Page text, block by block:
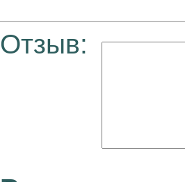
Отзыв: